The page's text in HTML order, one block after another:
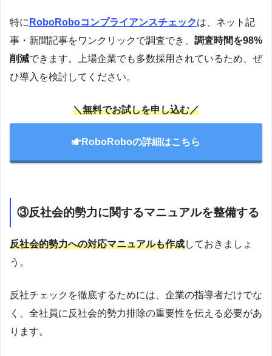
特に RoboRoboコンプライアンスチェックは、ネット記
事・新聞記事をワンクリックで調査でき、 調査時間を98%
削減できます。上場企業でも多数採用されているため、ぜ
ひ導入を検討してください。
＼無料でお試しを申し込む／
RoboRoboの詳細はこちら
③反社会的勢力に関するマニュアルを整備する
反社会的勢力への対応マニュアルも作成しておきましょ
う。
反社チェックを徹底するためには、企業の指導者だけでな
く、全社員に反社会的勢力排除の重要性を伝える必要があ
ります。